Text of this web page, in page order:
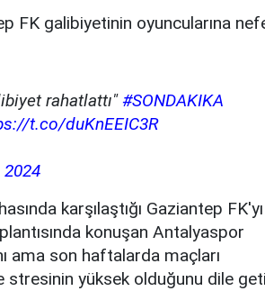
FK galibiyetinin oyuncularına
rahatlattı"#SONDAKIKA
t.co/duKnEEIC3R
2024
karşılaştığı Gaziantep
konuşan Antalyaspor
ama son haftalarda maçları
stresinin yüksek olduğunu dile